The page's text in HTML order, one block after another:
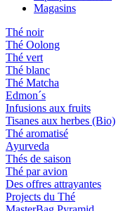
Magasins
Thé noir
Thé Oolong
Thé vert
Thé blanc
Thé Matcha
Edmon´s
Infusions aux fruits
Tisanes aux herbes (Bio)
Thé aromatisé
Ayurveda
Thés de saison
Thé par avion
Des offres attrayantes
Projects du Thé